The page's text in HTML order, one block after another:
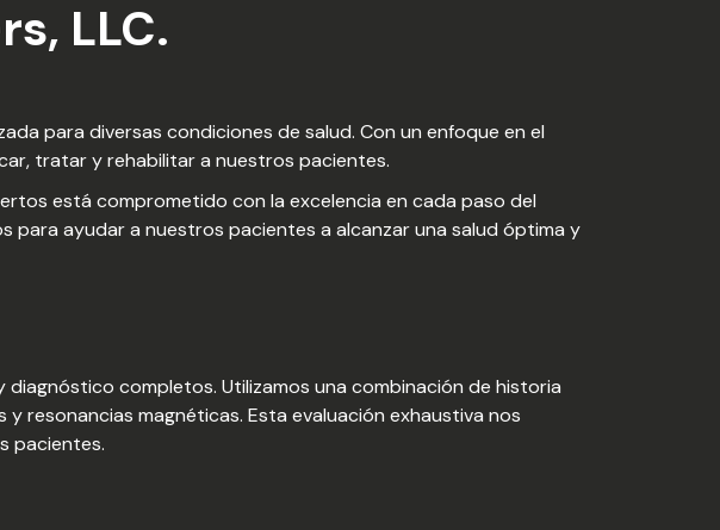
LLC.
para diversas condiciones de salud. Con un enfoque en el
tratar y rehabilitar a nuestros pacientes.
está comprometido con la excelencia en cada paso del
para ayudar a nuestros pacientes a alcanzar una salud óptima y
diagnóstico completos. Utilizamos una combinación de historia
resonancias magnéticas. Esta evaluación exhaustiva nos
pacientes.